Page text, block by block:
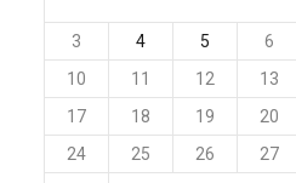
3
4 5 6
10
11 12 13
17
18 19 20
24
25 26 27